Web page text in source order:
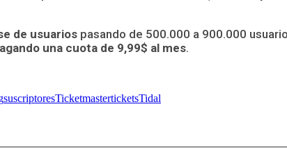
de usuarios pasando de 500.000 a 900.000
una cuota de 9,99$ al mes.
suscriptoresTicketmasterticketsTidal